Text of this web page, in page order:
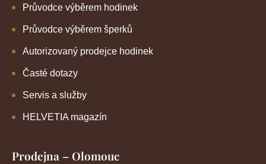
Průvodce výběrem hodinek
Průvodce výběrem šperků
Autorizovaný prodejce hodinek
Časté dotazy
Servis a služby
HELVETIA magazín
Prodejna – Olomouc